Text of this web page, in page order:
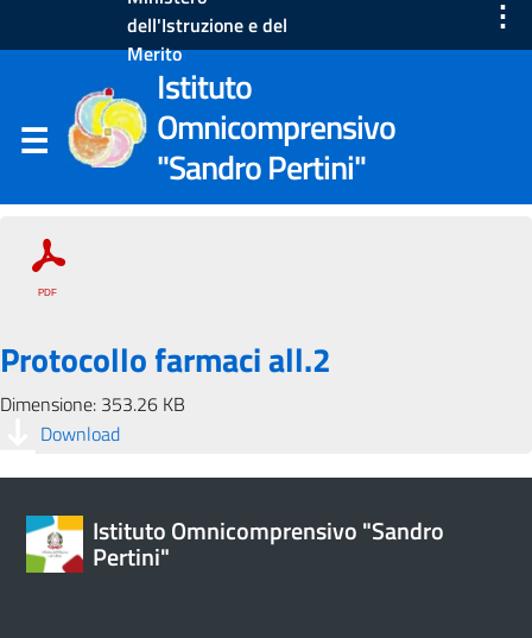
dell'Istruzione e del
Merito
⋮
Istituto
Omnicomprensivo
"Sandro Pertini"
Protocollo farmaci all.2
Dimensione: 353.26 KB
Download
Istituto Omnicomprensivo "Sandro
Pertini"